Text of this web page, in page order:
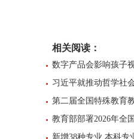
相关阅读：
数字产品会影响孩子
习近平就推动哲学社
第二届全国特殊教育
教育部部署2026年全
新增38种专业 本科专